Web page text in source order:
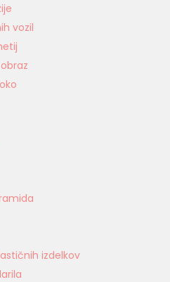
vozil
izdelkov